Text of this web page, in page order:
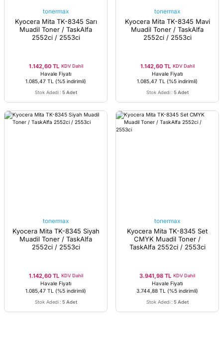
tonermax
Kyocera Mita TK-8345 Sarı
Muadil Toner / TaskAlfa
2552ci / 2553ci
1.142,60 TL KDV Dahil
Havale Fiyatı
1.085,47 TL (%5 indirimli)
Stok Adedi : 5 Adet
tonermax
Kyocera Mita TK-8345 Mavi
Muadil Toner / TaskAlfa
2552ci / 2553ci
1.142,60 TL KDV Dahil
Havale Fiyatı
1.085,47 TL (%5 indirimli)
Stok Adedi : 5 Adet
tonermax
Kyocera Mita TK-8345 Siyah
Muadil Toner / TaskAlfa
2552ci / 2553ci
1.142,60 TL KDV Dahil
Havale Fiyatı
1.085,47 TL (%5 indirimli)
Stok Adedi : 5 Adet
tonermax
Kyocera Mita TK-8345 Set
CMYK Muadil Toner /
TaskAlfa 2552ci / 2553ci
3.941,98 TL KDV Dahil
Havale Fiyatı
3.744,88 TL (%5 indirimli)
Stok Adedi : 5 Adet